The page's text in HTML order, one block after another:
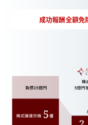
成功報酬全額免